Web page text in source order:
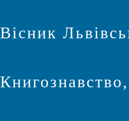
Вісник